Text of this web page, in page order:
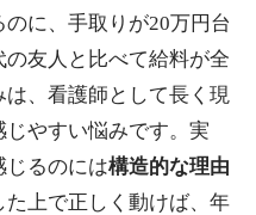
のに、手取りが20万円台
友人と比べて給料が全
、看護師として長く現
やすい悩みです。実
じるのには構造的な理由
上で正しく動けば、年